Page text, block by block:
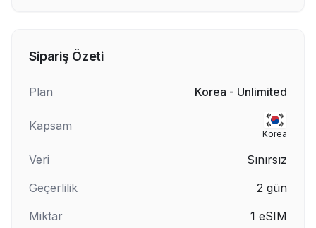
Sipariş Özeti
Plan Korea - Unlimited
Kapsam
Korea
Veri
Sınırsız
Geçerlilik
2 gün
Miktar
1 eSIM